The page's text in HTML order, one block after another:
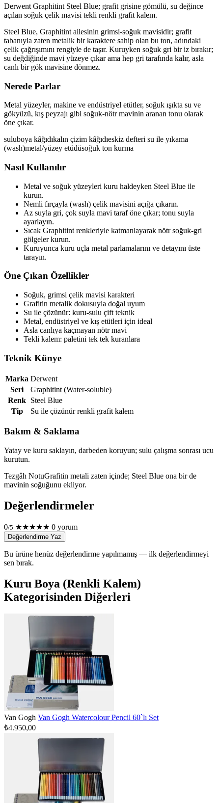
Derwent Graphitint Steel Blue; grafit grisine gömülü, su değince
açılan soğuk çelik mavisi tekli renkli grafit kalem.
Steel Blue, Graphitint ailesinin grimsi-soğuk mavisidir; grafit
tabanıyla zaten metalik bir karaktere sahip olan bu ton, adındaki
çelik çağrışımını rengiyle de taşır. Kuruyken soğuk gri bir iz bırakır;
su değdiğinde mavi yüzeye çıkar ama hep gri tarafında kalır, asla
canlı bir gök mavisine dönmez.
Nerede Parlar
Metal yüzeyler, makine ve endüstriyel etütler, soğuk ışıkta su ve
gökyüzü, kış peyzajı gibi soğuk-nötr mavinin aranan tonu olarak
öne çıkar.
suluboya kâğıdıkalın çizim kâğıdıeskiz defteri su ile yıkama
(wash)metal/yüzey etüdüsoğuk ton kurma
Nasıl Kullanılır
Metal ve soğuk yüzeyleri kuru haldeyken Steel Blue ile
kurun.
Nemli fırçayla (wash) çelik mavisini açığa çıkarın.
Az suyla gri, çok suyla mavi taraf öne çıkar; tonu suyla
ayarlayın.
Sıcak Graphitint renkleriyle katmanlayarak nötr soğuk-gri
gölgeler kurun.
Kuruyunca kuru uçla metal parlamalarını ve detayını üste
tarayın.
Öne Çıkan Özellikler
Soğuk, grimsi çelik mavisi karakteri
Grafitin metalik dokusuyla doğal uyum
Su ile çözünür: kuru-sulu çift teknik
Metal, endüstriyel ve kış etütleri için ideal
Asla canlıya kaçmayan nötr mavi
Tekli kalem: paletini tek tek kuranlara
Teknik Künye
Marka Derwent
Seri
Graphitint (Water-soluble)
Renk Steel Blue
Tip
Su ile çözünür renkli grafit kalem
Bakım & Saklama
Yatay ve kuru saklayın, darbeden koruyun; sulu çalışma sonrası ucu
kurutun.
Tezgâh NotuGrafitin metali zaten içinde; Steel Blue ona bir de
mavinin soğuğunu ekliyor.
Değerlendirmeler
0/5 ★★★★★ 0 yorum
Değerlendirme Yaz
Bu ürüne henüz değerlendirme yapılmamış — ilk değerlendirmeyi
sen bırak.
Kuru Boya (Renkli Kalem)
Kategorisinden Diğerleri
Van Gogh Van Gogh Watercolour Pencil 60`lı Set
₺4.950,00